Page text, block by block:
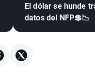
El dólar se hunde
datos del NFP💲📉